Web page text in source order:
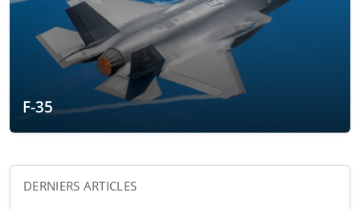
F-35
DERNIERS ARTICLES